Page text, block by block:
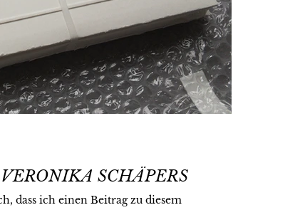
KÜNSTLERBUCH VON VERONIKA SCHÄPERS
dass ich einen Beitrag zu diesem